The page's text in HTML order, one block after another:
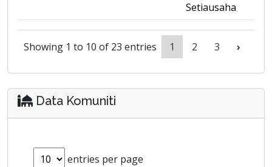
Setiausaha
Showing 1 to 10 of 23 entries 1 2 3 ›
Data Komuniti
entries per page